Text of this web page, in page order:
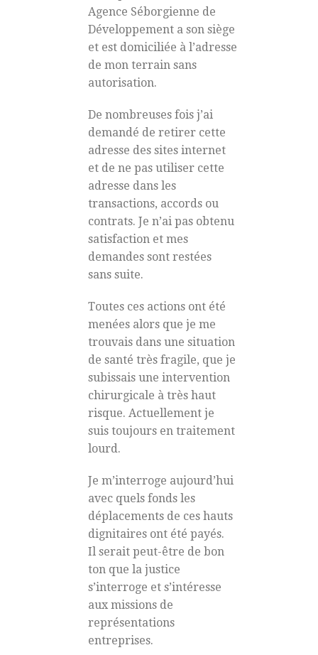
Agence Séborgienne de
Développement a son siège
et est domiciliée à l’adresse
de mon terrain sans
autorisation.
De nombreuses fois j’ai
demandé de retirer cette
adresse des sites internet
et de ne pas utiliser cette
adresse dans les
transactions, accords ou
contrats. Je n’ai pas obtenu
satisfaction et mes
demandes sont restées
sans suite.
Toutes ces actions ont été
menées alors que je me
trouvais dans une situation
de santé très fragile, que je
subissais une intervention
chirurgicale à très haut
risque. Actuellement je
suis toujours en traitement
lourd.
Je m’interroge aujourd’hui
avec quels fonds les
déplacements de ces hauts
dignitaires ont été payés.
Il serait peut-être de bon
ton que la justice
s’interroge et s’intéresse
aux missions de
représentations
entreprises.